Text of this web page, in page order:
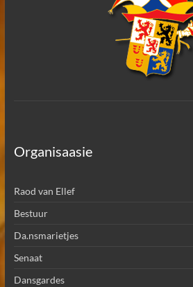
Organisaasie
Raod van Ellef
Bestuur
Da.nsmarietjes
Senaat
Dansgardes